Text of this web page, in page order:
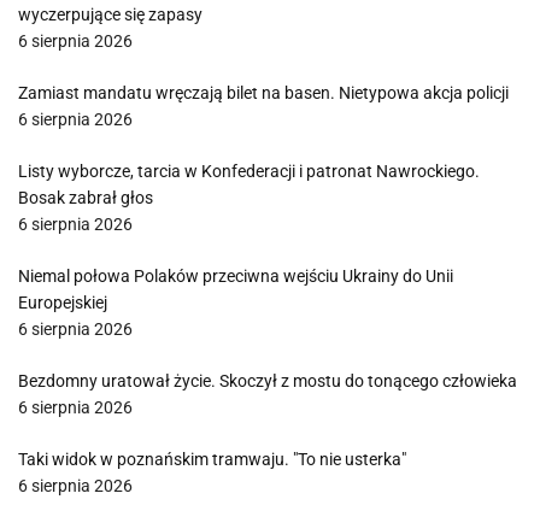
wyczerpujące się zapasy
6 sierpnia 2026
Zamiast mandatu wręczają bilet na basen. Nietypowa akcja policji
6 sierpnia 2026
Listy wyborcze, tarcia w Konfederacji i patronat Nawrockiego.
Bosak zabrał głos
6 sierpnia 2026
Niemal połowa Polaków przeciwna wejściu Ukrainy do Unii
Europejskiej
6 sierpnia 2026
Bezdomny uratował życie. Skoczył z mostu do tonącego człowieka
6 sierpnia 2026
Taki widok w poznańskim tramwaju. "To nie usterka"
6 sierpnia 2026